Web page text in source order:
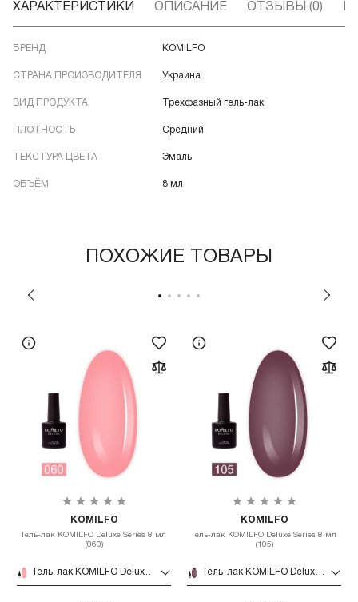
ХАРАКТЕРИСТИКИ ОПИСАНИЕ ОТЗЫВЫ (0)
БРЕНД KOMILFO
СТРАНА ПРОИЗВОДИТЕЛЯ Украина
ВИД ПРОДУКТА Трехфазный гель-лак
ПЛОТНОСТЬ Средний
ТЕКСТУРА ЦВЕТА Эмаль
ОБЪЁМ 8 мл
ПОХОЖИЕ ТОВАРЫ
KOMILFO
Гель-лак KOMILFO Deluxe Series 8 мл
(060)
Гель-лак KOMILFO Deluxe Series 8 мл (060)
KOMILFO
Гель-лак KOMILFO Deluxe Series 8 мл
(105)
Гель-лак KOMILFO Deluxe Series 8 мл (105)